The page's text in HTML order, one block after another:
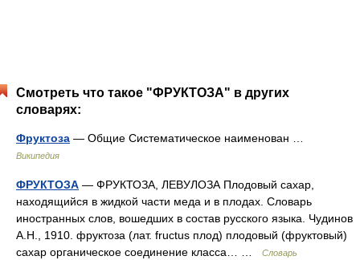
Смотреть что такое "ФРУКТОЗА" в других
словарях:
Фруктоза — Общие Систематическое наименован …
Википедия
ФРУКТОЗА — ФРУКТОЗА, ЛЕВУЛОЗА Плодовый сахар,
находящийся в жидкой части меда и в плодах. Словарь
иностранных слов, вошедших в состав русского языка. Чудинов
А.Н., 1910. фруктоза (лат. fructus плод) плодовый (фруктовый)
сахар органическое соединение класса… …
Словарь